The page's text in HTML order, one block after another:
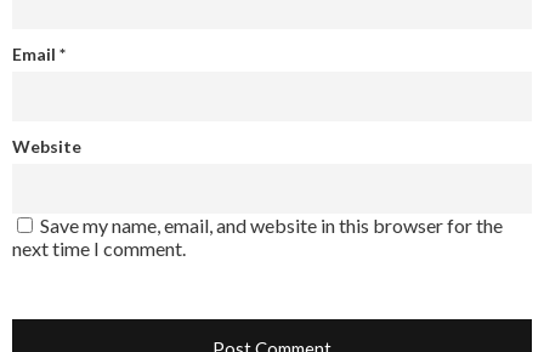
Email *
Website
Save my name, email, and website in this browser for the
next time I comment.